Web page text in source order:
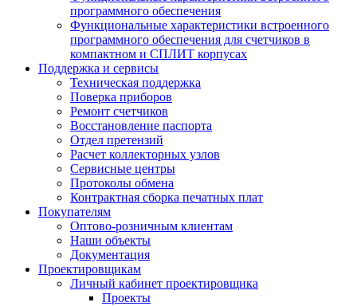
программного обеспечения
Функциональные характеристики встроенного
программного обеспечения для счетчиков в
компактном и СПЛИТ корпусах
Поддержка и сервисы
Техническая поддержка
Поверка приборов
Ремонт счетчиков
Восстановление паспорта
Отдел претензий
Расчет коллекторных узлов
Сервисные центры
Протоколы обмена
Контрактная сборка печатных плат
Покупателям
Оптово-розничным клиентам
Наши объекты
Документация
Проектировщикам
Личный кабинет проектировщика
Проекты